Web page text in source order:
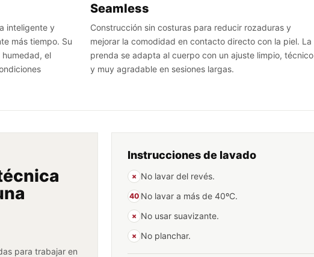
inteligente y
más tiempo. Su
el
Seamless
Construcción sin costuras para reducir rozaduras y
mejorar la comodidad en contacto directo con la piel. La
prenda se adapta al cuerpo con un ajuste limpio, técnico
y muy agradable en sesiones largas.
para trabajar en
Instrucciones de lavado
× No lavar del revés.
40 No lavar a más de 40ºC.
× No usar suavizante.
× No planchar.